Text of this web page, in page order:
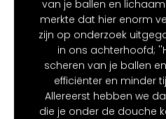
van je ballen en
merkte dat hier enorm
zijn op onderzoek
in ons achterhoofd;
scheren van je ballen
efficiënter en minder
Allereerst hebben we
die je onder de douche